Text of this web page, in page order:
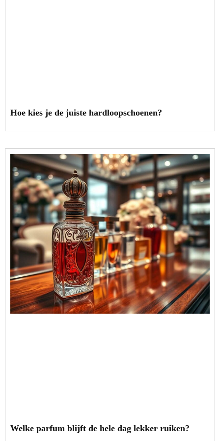
Hoe kies je de juiste hardloopschoenen?
Welke parfum blijft de hele dag lekker ruiken?